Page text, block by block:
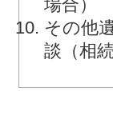
場合）
その他
談（相